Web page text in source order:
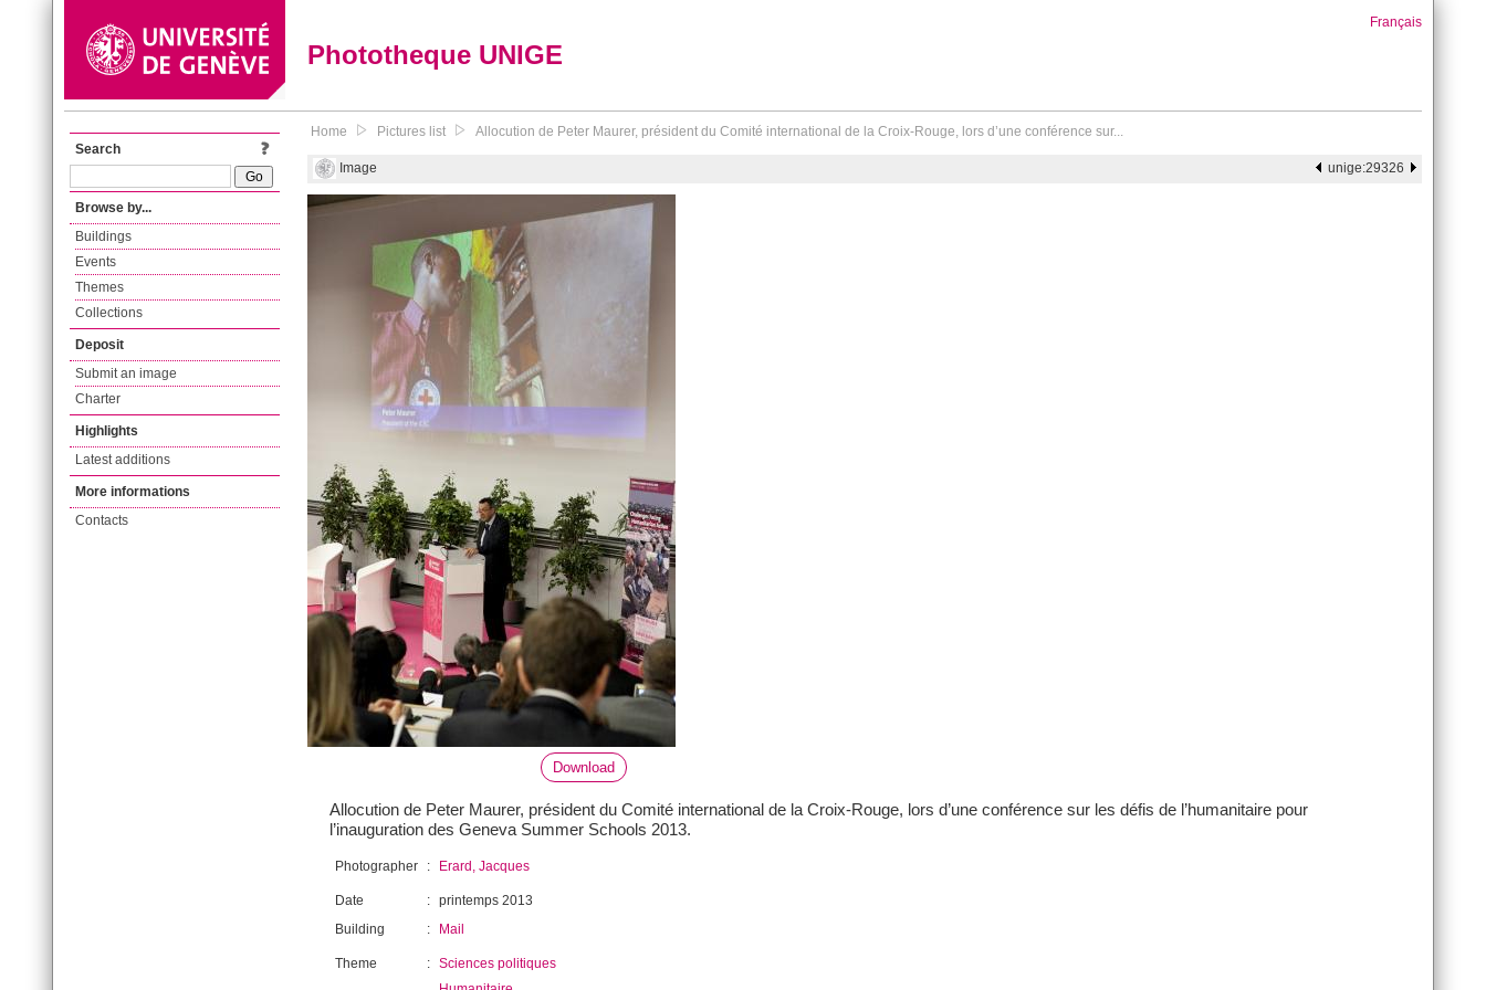
Phototheque UNIGE
Français
Search
Browse by...
Buildings
Events
Themes
Collections
Deposit
Submit an image
Charter
Highlights
Latest additions
More informations
Contacts
Home Pictures list Allocution de Peter Maurer, président du Comité international de la Croix-Rouge, lors d’une conférence sur...
Image unige:29326
Download
Allocution de Peter Maurer, président du Comité international de la Croix-Rouge, lors d’une conférence sur les défis de l’humanitaire pour
l’inauguration des Geneva Summer Schools 2013.
Photographer : Erard, Jacques
Date : printemps 2013
Building
: Mail
Theme : Sciences politiques